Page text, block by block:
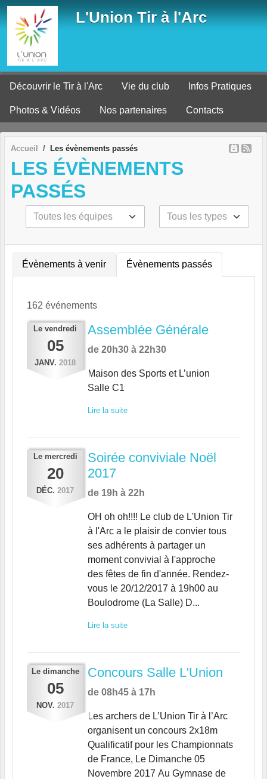
L'Union Tir à l'Arc
Découvrir le Tir à l'Arc Vie du club Infos Pratiques
Photos & Vidéos Nos partenaires Contacts
Accueil Les évènements passés
LES ÉVÈNEMENTS
PASSÉS
Évènements à venir Évènements passés
162 événements
Le vendredi
05
JANV. 2018
Assemblée Générale
de 20h30 à 22h30
Maison des Sports et L’union
Salle C1
Lire la suite
Le mercredi
20
DÉC. 2017
Soirée conviviale Noël
2017
de 19h à 22h
OH oh oh!!!! Le club de L'Union Tir
à l'Arc a le plaisir de convier tous
ses adhérents à partager un
moment convivial à l'approche
des fêtes de fin d'année. Rendez-
vous le 20/12/2017 à 19h00 au
Boulodrome (La Salle) D...
Lire la suite
Le dimanche
05
NOV. 2017
Concours Salle L'Union
de 08h45 à 17h
Les archers de L’Union Tir à l’Arc
organisent un concours 2x18m
Qualificatif pour les Championnats
de France, Le Dimanche 05
Novembre 2017 Au Gymnase de
Panneau de gestion des cookies